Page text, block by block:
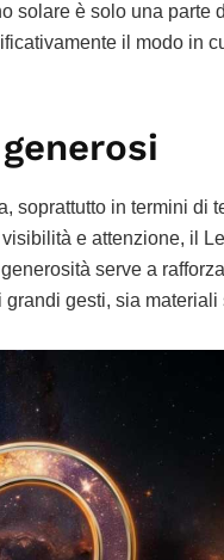
solare è solo una parte
il modo in
soprattutto in termini di
e attenzione, il
serve a
gesti, sia materiali